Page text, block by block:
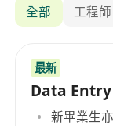
全部 工程師
最新
Data
新畢業生